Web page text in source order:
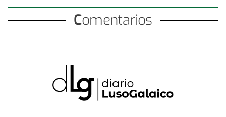
Comentarios